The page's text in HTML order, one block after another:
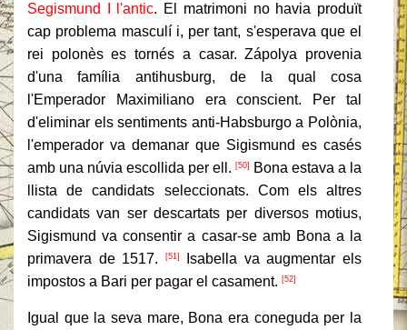
Segismund I l'antic. El matrimoni no havia produït
cap problema masculí i, per tant, s'esperava que el
rei polonès es tornés a casar. Zápolya provenia
d'una família antihusburg, de la qual cosa
l'Emperador Maximiliano era conscient.
Per tal
d'eliminar els sentiments anti-Habsburgo a Polònia,
l'emperador va demanar que Sigismund es casés
amb una núvia escollida per ell. [50]
Bona estava a la
llista de candidats seleccionats.
Com els altres
candidats van ser descartats per diversos motius,
Sigismund va consentir a casar-se amb Bona a la
primavera de 1517.
[51]
Isabella va augmentar els
impostos a Bari per pagar el casament. [52]
Igual que la seva mare, Bona era coneguda per la